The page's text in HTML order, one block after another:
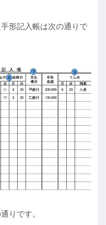
形記入帳は次の通りで
りです。